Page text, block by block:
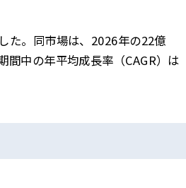
た。同市場は、2026年の22億
中の年平均成長率（CAGR）は